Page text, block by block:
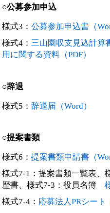
○公募参加申込
様式3：公募参加申込書（
様式4：三山園収支見込計算
用に関する資料（PDF）
○辞退
様式5：辞退届（Word）
○提案書類
様式6：提案書類申請書（
様式7-1：提案書類一覧表、
歴書、様式7-3：役員名簿
様式7-4： 応募法人PRシート